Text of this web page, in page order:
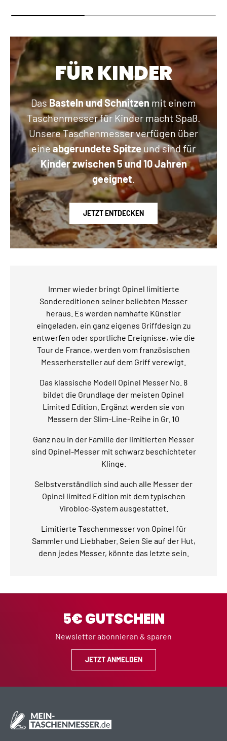
FÜR KINDER
DasBasteln und Schnitzen mit einem
Taschenmesser für Kinder macht Spaß.
Unsere Taschenmesser verfügen über
eine abgerundete Spitze und sind für
Kinder zwischen 5 und 10 Jahren
geeignet.
JETZT ENTDECKEN
Immer wieder bringt Opinel limitierte
Sondereditionen seiner beliebten Messer
heraus. Es werden namhafte Künstler
eingeladen, ein ganz eigenes Griffdesign zu
entwerfen oder sportliche Ereignisse, wie die
Tour de France, werden vom französischen
Messerhersteller auf dem Griff verewigt.
Das klassische Modell Opinel Messer No. 8
bildet die Grundlage der meisten Opinel
Limited Edition. Ergänzt werden sie von
Messern der Slim-Line-Reihe in Gr. 10
Ganz neu in der Familie der limitierten Messer
sind Opinel-Messer mit schwarz beschichteter
Klinge.
Selbstverständlich sind auch alle Messer der
Opinel limited Edition mit dem typischen
Virobloc-System ausgestattet.
Limitierte Taschenmesser von Opinel für
Sammler und Liebhaber. Seien Sie auf der Hut,
denn jedes Messer, könnte das letzte sein.
5€ GUTSCHEIN
Newsletter abonnieren & sparen
JETZT ANMELDEN